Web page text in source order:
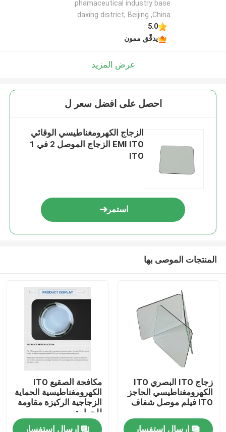
منزل
phamaceutical industry base
daxing district, Beijing ,China
5.0
يدقّق ممون
عرض المزيد
احصل على افضل سعر ل
الزجاج الكهرومغناطيسي الوقائي
EMI ITO الزجاج الموصل 2 في 1
ITO
استمر
المنتجات الموصى بها
زجاج ITO البصري ITO
الكهرومغناطيسي الحاجز
ITO فيلم موصل شفاف
إرسال استفسار
مكافحة الصقيع ITO
الكهرومغناطيسية الحماية
الزجاجية الركيزة مقاومة
للحرارة
إرسال استفسار